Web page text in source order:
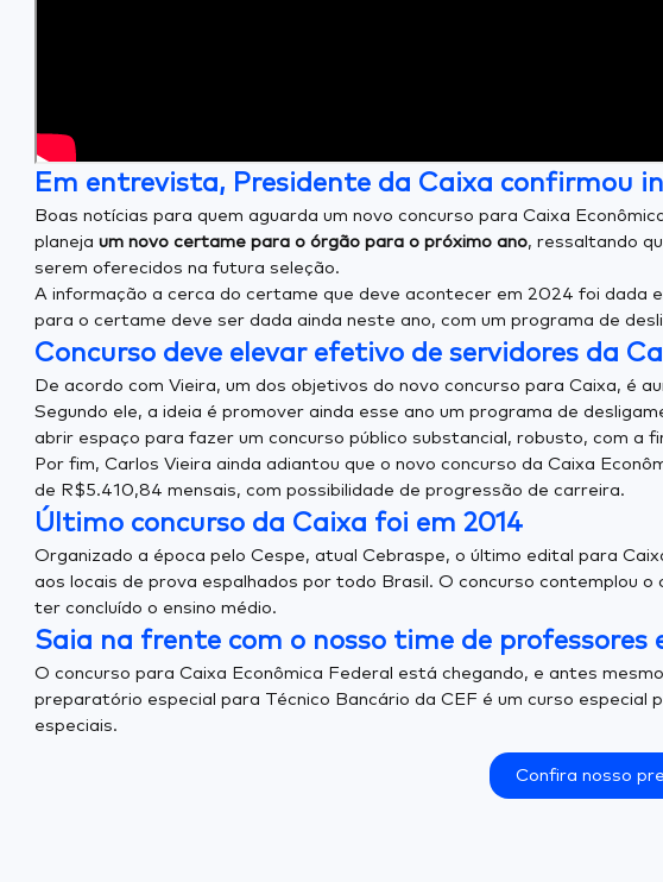
Em entrevista, Presidente da Caixa confirmou
Boas notícias para quem aguarda um novo concurso para Caixa
planeja um novo certame para o órgão para o próximo ano, ressaltando
serem oferecidos na futura seleção.
A informação a cerca do certame que deve acontecer em 2024 foi dada
para o certame deve ser dada ainda neste ano, com um programa de
Concurso deve elevar efetivo de servidores da
De acordo com Vieira, um dos objetivos do novo concurso para Caixa, é
Segundo ele, a ideia é promover ainda esse ano um programa de
abrir espaço para fazer um concurso público substancial, robusto, com a
Por fim, Carlos Vieira ainda adiantou que o novo concurso da Caixa
de R$5.410,84 mensais, com possibilidade de progressão de carreira.
Último concurso da Caixa foi em 2014
Organizado a época pelo Cespe, atual Cebraspe, o último edital para
aos locais de prova espalhados por todo Brasil. O concurso contemplou
ter concluído o ensino médio.
Saia na frente com o nosso time de professores
O concurso para Caixa Econômica Federal está chegando, e antes
preparatório especial para Técnico Bancário da CEF é um curso
especiais.
Confira nosso